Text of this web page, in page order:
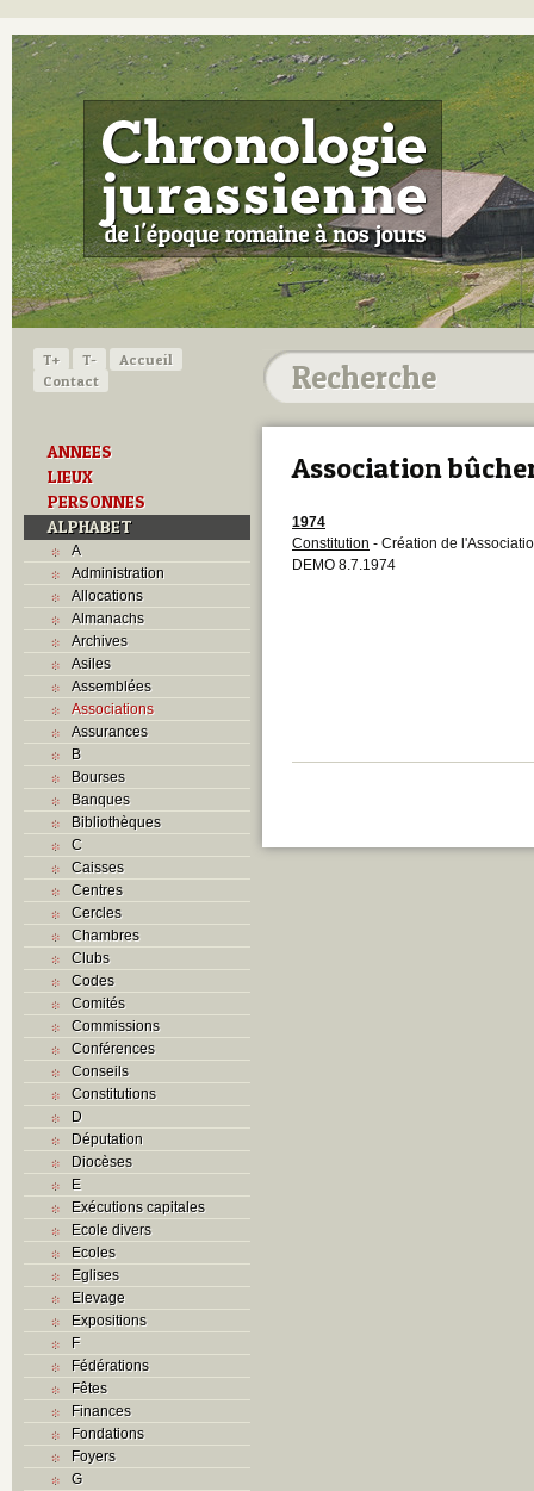
T+ T-
Accueil
Contact
ANNEES
LIEUX
PERSONNES
ALPHABET
A
Administration
Allocations
Almanachs
Archives
Asiles
Assemblées
Associations
Assurances
B
Bourses
Banques
Bibliothèques
C
Caisses
Centres
Cercles
Chambres
Clubs
Codes
Comités
Commissions
Conférences
Conseils
Constitutions
D
Députation
Diocèses
E
Exécutions capitales
Ecole divers
Ecoles
Eglises
Elevage
Expositions
F
Fédérations
Fêtes
Finances
Fondations
Foyers
G
Association
1974
Constitution - Création de
DEMO 8.7.1974